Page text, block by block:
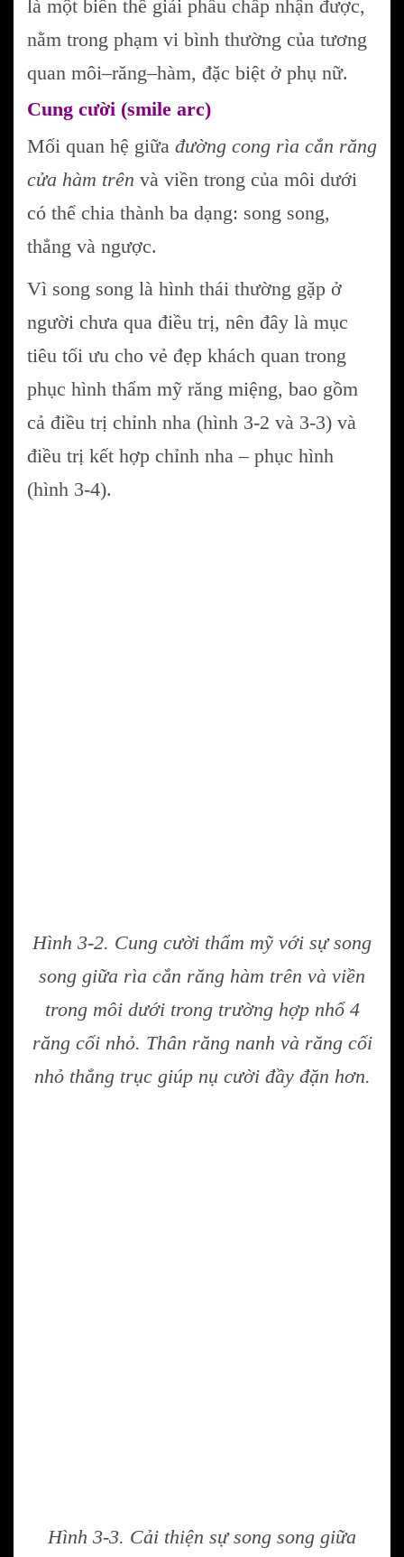
là một biến thể giải phẫu chấp nhận được,
nằm trong phạm vi bình thường của tương
quan môi–răng–hàm, đặc biệt ở phụ nữ.
Cung cười (smile arc)
Mối quan hệ giữa đường cong rìa cắn răng
cửa hàm trên và viền trong của môi dưới
có thể chia thành ba dạng: song song,
thẳng và ngược.
Vì song song là hình thái thường gặp ở
người chưa qua điều trị, nên đây là mục
tiêu tối ưu cho vẻ đẹp khách quan trong
phục hình thẩm mỹ răng miệng, bao gồm
cả điều trị chỉnh nha (hình 3-2 và 3-3) và
điều trị kết hợp chỉnh nha – phục hình
(hình 3-4).
Hình 3-2. Cung cười thẩm mỹ với sự song
song giữa rìa cắn răng hàm trên và viền
trong môi dưới trong trường hợp nhổ 4
răng cối nhỏ. Thân răng nanh và răng cối
nhỏ thẳng trục giúp nụ cười đầy đặn hơn.
Hình 3-3. Cải thiện sự song song giữa